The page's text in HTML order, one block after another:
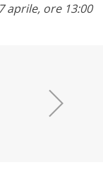
aprile, ore 13:00